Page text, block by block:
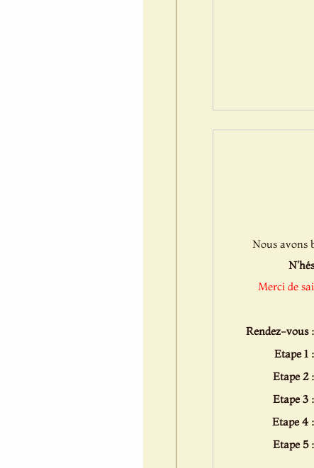
Nous avons
Merci de
Rendez-vous :
Etape 1 :
Etape 2 :
Etape 3 :
Etape 4 :
Etape 5 :